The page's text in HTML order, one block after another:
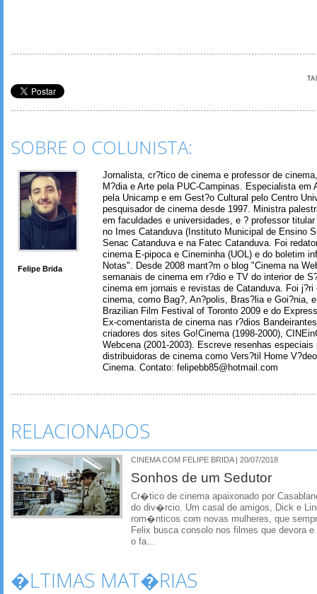
SOBRE O COLUNISTA:
Felipe Brida
Jornalista, cr?tico de cinema e professor de
M?dia e Arte pela PUC-Campinas. Especialista em
pela Unicamp e em Gest?o Cultural pelo Centro
pesquisador de cinema desde 1997. Ministra
em faculdades e universidades, e ? professor
no Imes Catanduva (Instituto Municipal de Ensino
Senac Catanduva e na Fatec Catanduva. Foi
cinema E-pipoca e Cineminha (UOL) e do boletim
Notas". Desde 2008 mant?m o blog "Cinema na
semanais de cinema em r?dio e TV do interior de
cinema em jornais e revistas de Catanduva. Foi
cinema, como Bag?, An?polis, Bras?lia e Goi?nia,
Brazilian Film Festival of Toronto 2009 e do
Ex-comentarista de cinema nas r?dios
criadores dos sites Go!Cinema (1998-2000),
Webcena (2001-2003). Escreve resenhas especiais
distribuidoras de cinema como Vers?til Home
Cinema. Contato: felipebb85@hotmail.com
RELACIONADOS
CINEMA COM FELIPE BRIDA | 20/07/2018
Sonhos de um Sedutor
Cr�tico de cinema apaixonado por
do div�rcio. Um casal de amigos, Dick e
rom�nticos com novas mulheres, que
Felix busca consolo nos filmes que devora
o fa...
�LTIMAS MAT�RIAS